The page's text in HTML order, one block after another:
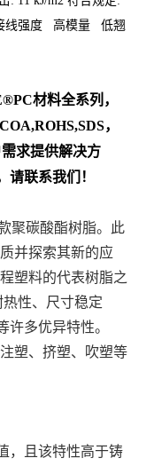
线强度 高模量 低翘
®PC材料全系列 ，
，
求提供解决方
请联系我们！
聚碳酸酯树脂。此
并探索其新的应
塑料的代表树脂之
热性、尺寸稳定
许多优异特性。
塑、挤塑、吹塑等
，且该特性高于铸